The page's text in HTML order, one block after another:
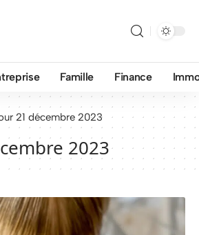
Famille Finance
21 décembre 2023
2023